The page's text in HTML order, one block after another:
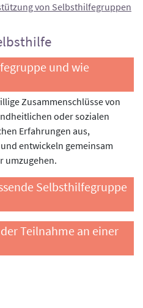
von Selbsthilfegruppen
und wie
Zusammenschlüsse von
oder sozialen
Erfahrungen aus,
entwickeln gemeinsam
umzugehen.
Selbsthilfegruppe
Teilnahme an einer